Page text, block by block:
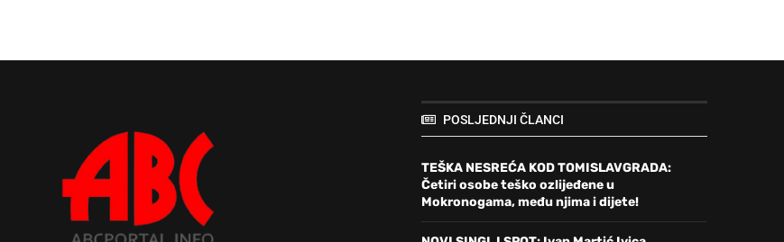
POSLJEDNJI ČLANCI
TEŠKA NESREĆA KOD TOMISLAVGRADA:
Četiri osobe teško ozlijeđene u
Mokronogama, među njima i dijete!